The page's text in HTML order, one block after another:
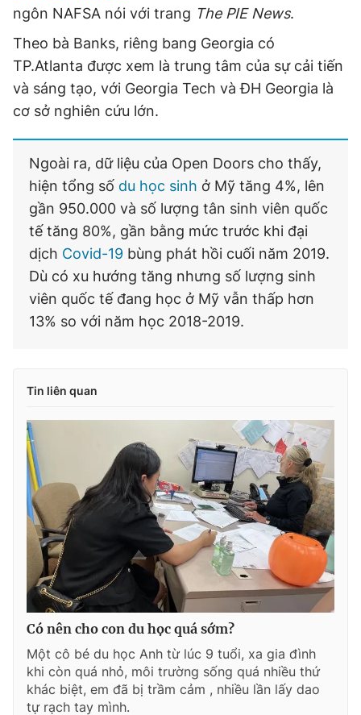
ngôn NAFSA nói với trang The PIE News.
Theo bà Banks, riêng bang Georgia có
TP.Atlanta được xem là trung tâm của sự cải tiến
và sáng tạo, với Georgia Tech và ĐH Georgia là
cơ sở nghiên cứu lớn.
Ngoài ra, dữ liệu của Open Doors cho thấy,
hiện tổng số du học sinh ở Mỹ tăng 4%, lên
gần 950.000 và số lượng tân sinh viên quốc
tế tăng 80%, gần bằng mức trước khi đại
dịch Covid-19 bùng phát hồi cuối năm 2019.
Dù có xu hướng tăng nhưng số lượng sinh
viên quốc tế đang học ở Mỹ vẫn thấp hơn
13% so với năm học 2018-2019.
Tin liên quan
Có nên cho con du học quá sớm?
Một cô bé du học Anh từ lúc 9 tuổi, xa gia đình
khi còn quá nhỏ, môi trường sống quá nhiều thứ
khác biệt, em đã bị trầm cảm , nhiều lần lấy dao
tự rạch tay mình.